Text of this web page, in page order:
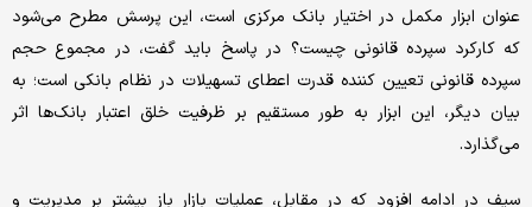
عنوان ابزار مکمل در اختیار بانک مرکزی است، این پرسش مطرح می‌شود
که کارکرد سپرده قانونی چیست؟ در پاسخ باید گفت، در مجموع حجم
سپرده قانونی تعیین کننده قدرت اعطای تسهیلات در نظام بانکی است؛ به
بیان دیگر، این ابزار به طور مستقیم بر ظرفیت خلق اعتبار بانک‌ها اثر
می‌گذارد.
سیف در ادامه افزود که در مقابل، عملیات بازار باز بیشتر بر مدیریت و